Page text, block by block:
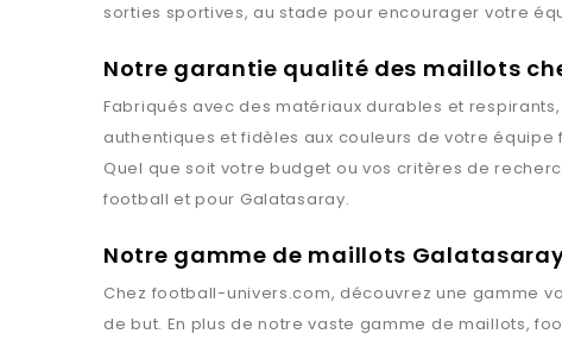
sorties sportives, au stade pour encourager votre
Notre garantie qualité des maillots
Fabriqués avec des matériaux durables et
authentiques et fidèles aux couleurs de votre
Quel que soit votre budget ou vos critères de
football et pour Galatasaray.
Notre gamme de maillots
Chez football-univers.com, découvrez une gamme
de but. En plus de notre vaste gamme de maillots,